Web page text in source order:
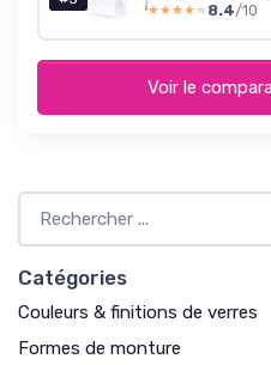
★★★★★
★★★★★ 8.4/10
Voir le
Catégories
Couleurs & finitions de verres
Formes de monture